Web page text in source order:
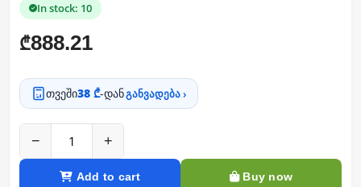
In stock: 10
₾888.21
თვეში38 ₾-დანგანვადება ›
− +
Add to cart Buy now